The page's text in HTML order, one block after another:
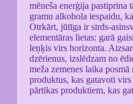
mēneša enerģija
gramu alkohola iespaidu,
Otrkārt, jūtīga ir sirds-
elementāras lietas: garā
leņķis virs horizonta.
dzērienus, izslēdzam no
meža zemenes laika
produktus, kas gatavoti virs
pārtikas produktiem, kas